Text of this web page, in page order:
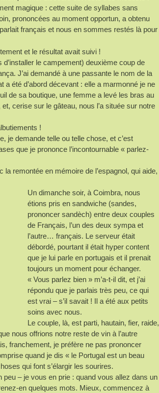
magique : cette suite de syllabes sans
prononcées au moment opportun, a obtenu
français et nous en sommes restés là pour
et le résultat avait suivi !
le campement) deuxième coup de
J’ai demandé à une passante le nom de la
a été d’abord décevant : elle a marmonné je ne
de sa boutique, une femme a levé les bras au
cerise sur le gâteau, nous l’a située sur notre
!
je demande telle ou telle chose, et c’est
que je prononce l’incontournable « parlez-
la remontée en mémoire de l’espagnol, qui aide,
Un dimanche soir, à Coimbra, nous
étions pris en sandwiche (sandes,
prononcer sandèch) entre deux couples
de Français, l’un des deux sympa et
l’autre… français. Le serveur était
débordé, pourtant il était hyper content
que je lui parle en portugais et il prenait
toujours un moment pour échanger.
« Vous parlez bien » m’a-t-il dit, et j’ai
répondu que je parlais très peu, ce qui
est vrai – s’il savait ! Il a été aux petits
soins avec nous.
Le couple, là, est parti, hautain, fier, raide,
nous offrions notre reste de vin à l’autre
franchement, je préfère ne pas prononcer
quand je dis « le Portugal est un beau
qui font s’élargir les sourires.
peu – je vous en prie : quand vous allez dans un
en quelques mots. Mieux, commencez à